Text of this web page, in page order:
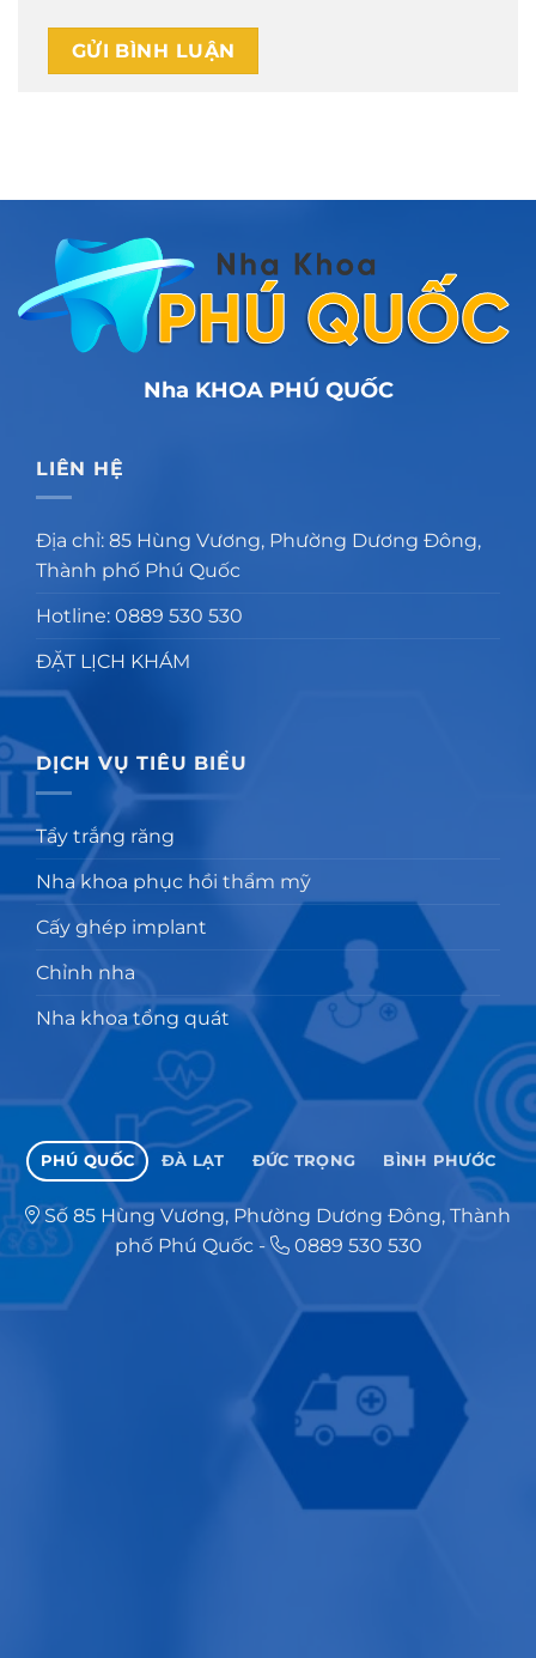
Nha KHOA PHÚ QUỐC
LIÊN HỆ
Địa chỉ: 85 Hùng Vương, Phường Dương Đông,
Thành phố Phú Quốc
Hotline: 0889 530 530
ĐẶT LỊCH KHÁM
DỊCH VỤ TIÊU BIỂU
Tẩy trắng răng
Nha khoa phục hồi thẩm mỹ
Cấy ghép implant
Chỉnh nha
Nha khoa tổng quát
PHÚ QUỐC ĐÀ LẠT ĐỨC TRỌNG BÌNH PHƯỚC
Số 85 Hùng Vương, Phường Dương Đông, Thành
phố Phú Quốc- 0889 530 530